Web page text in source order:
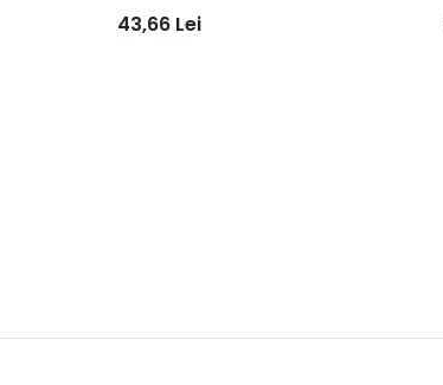
43,66 Lei